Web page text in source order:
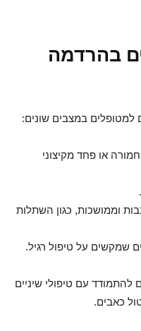
בהרדמה
למטופלים במצבים שונים:
או פחד מקיצוני
וממושכות, כגון השתלות
שמקשים על טיפול רגיל.
עם טיפולי שיניים
כאבים.